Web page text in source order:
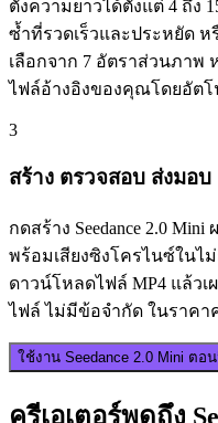
ตั้งความยาวได้ตั้งแต่ 4 ถึง
ซ้ำที่รวดเร็วและประหยัด
เลือกจาก 7 อัตราส่วนภาพ
ไฟล์อ้างอิงของคุณโดยอัต
3
สร้าง ตรวจสอบ ส่งมอบ
กดสร้าง Seedance 2.0
พร้อมเสียงซิงโครไนซ์ในไ
ดาวน์โหลดไฟล์ MP4 แล้ว
ไฟล์ ไม่มีข้อจำกัด ในราคา
ใช้งาน Seedance 2.0 Mini ตอ
ครีเอเตอร์พูดถึง